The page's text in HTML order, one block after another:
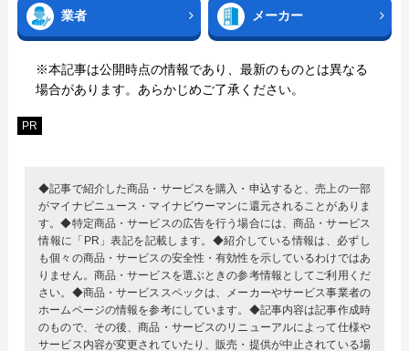
業者 メーカー
※本記事は公開時点の情報であり、最新のものとは異なる
場合があります。あらかじめご了承ください。
PR
◆記事で紹介した商品・サービスを購入・申込すると、売上の一部
がマイナビニュース・マイナビウーマンに還元されることがありま
す。◆特定商品・サービスの広告を行う場合には、商品・サービス
情報に「PR」表記を記載します。◆紹介している情報は、必ずし
も個々の商品・サービスの安全性・有効性を示しているわけではあ
りません。商品・サービスを選ぶときの参考情報としてご利用くだ
さい。◆商品・サービススペックは、メーカーやサービス事業者の
ホームページの情報を参考にしています。◆記事内容は記事作成時
のもので、その後、商品・サービスのリニューアルによって仕様や
サービス内容が変更されていたり、販売・提供が中止されている場